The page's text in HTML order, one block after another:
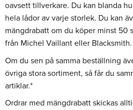
oavsett tillverkare. Du kan blanda
hela lådor av varje storlek. Du kan
mängdrabatt om du köper minst 50
från Michel Vaillant eller Blacksmith.
Om du sen på samma beställning
övriga stora sortiment, så får du
artiklar.*
Ordrar med mängdrabatt skickas